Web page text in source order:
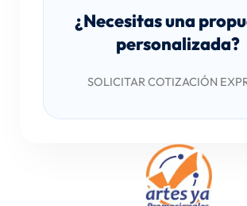
¿Necesitas una
personalizada?
SOLICITAR COTIZACIÓN